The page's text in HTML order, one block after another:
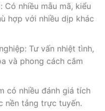
Có nhiều mẫu mã, kiểu
hợp với nhiều dịp khác
Tư vấn nhiệt tình,
và phong cách cắm
có nhiều đánh giá tích
nền tảng trực tuyến.